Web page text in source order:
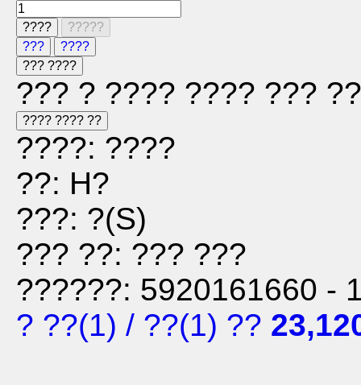
????
?????
???
????
??? ????
??? ? ???? ???? ???
???? ???? ??
????: ????
??: H?
???: ?(S)
??? ??: ??? ???
??????: 5920161660 -
? ??(1) / ??(1) ??